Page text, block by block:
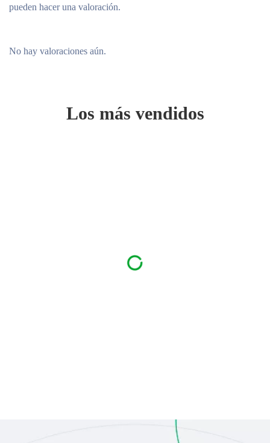
No hay valoraciones aún.
pueden hacer una valoración.
Los más vendidos